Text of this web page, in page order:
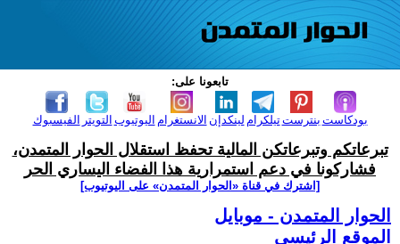
تابعونا على:
الفيسبوك التويتر اليوتيوب الانستغرام لينكدإن تيلكرامبنترست بودكاست
تبرعاتكم وتبرعاتكن المالية تحفظ استقلال الحوار المتمدن،
فشاركونا في دعم استمرارية هذا الفضاء اليساري الحر
[اشترك في قناة ‫«الحوار المتمدن» على اليوتيوب]
الحوار المتمدن - موبايل
الموقع الرئيسي